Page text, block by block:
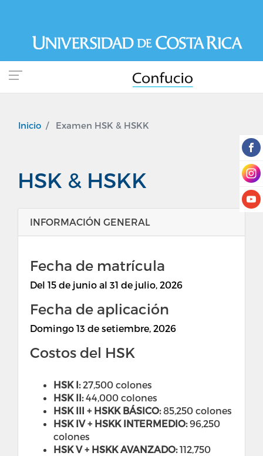
contenido
principal
Inicio Examen HSK & HSKK
HSK & HSKK
INFORMACIÓN GENERAL
Fecha de matrícula
Del 15 de junio al 31 de julio, 2026
Fecha de aplicación
Domingo 13 de setiembre, 2026
Costos del HSK
HSK I:27,500 colones
HSK II:44,000 colones
HSK III + HSKK BÁSICO:85,250 colones
HSK IV + HSKK INTERMEDIO:96,250
colones
HSK V + HSKK AVANZADO:112,750